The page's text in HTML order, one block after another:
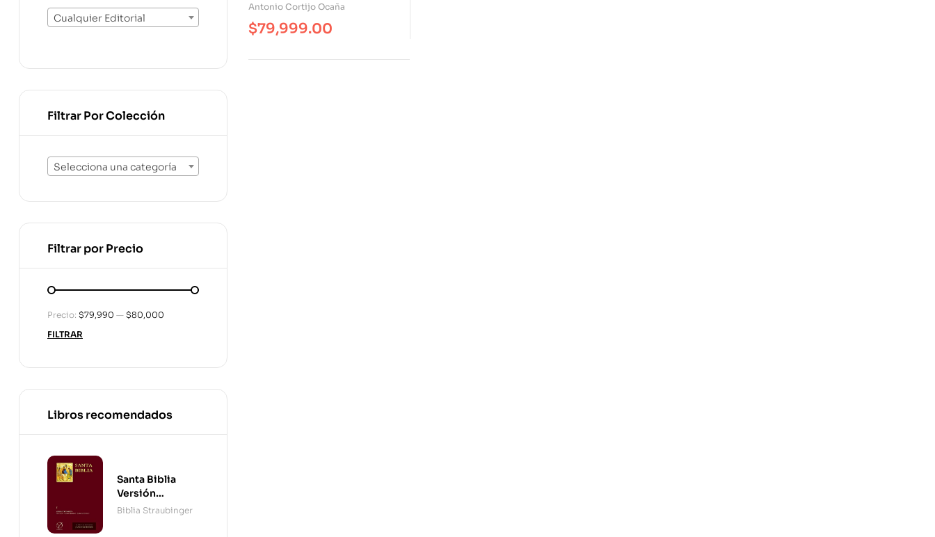
Antonio Cortijo Ocaña
$79,999.00
Cualquier Editorial
Filtrar Por Colección
Selecciona una categoría
Filtrar por Precio
FILTRAR
Precio: $79,990 — $80,000
Libros recomendados
Santa Biblia
Versión
Straubinger - 2
Biblia Straubinger